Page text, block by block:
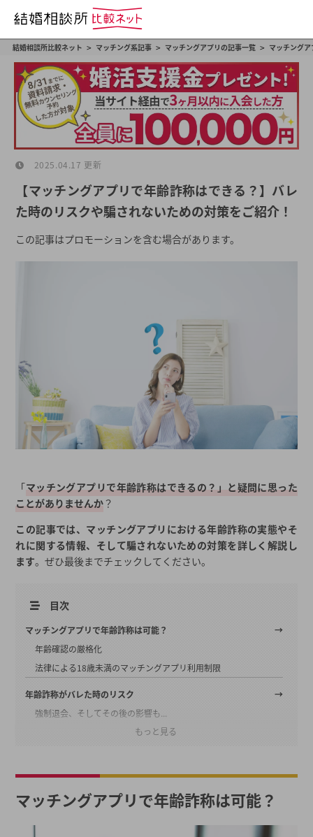
結婚相談所比較ネット > マッチング系記事 > マッチングアプリの記事一覧 > マッチング
2025.04.17 更新
【マッチングアプリで年齢詐称はできる？】バレ
た時のリスクや騙されないための対策をご紹介！
この記事はプロモーションを含む場合があります。
「マッチングアプリで年齢詐称はできるの？」と疑問に思った
ことがありませんか ？
この記事では、マッチングアプリにおける年齢詐称の実態やそ
れに関する情報、そして騙されないための対策を詳しく解説し
ます。ぜひ最後までチェックしてください。
目次
マッチングアプリで年齢詐称は可能？
年齢確認の厳格化
法律による18歳未満のマッチングアプリ利用制限
年齢詐称がバレた時のリスク
強制退会、そしてその後の影響も...
年齢詐称に騙されないための対策
年齢確認が必須のマッチングアプリを使う
もっと見る
マッチングアプリで年齢詐称は可能？